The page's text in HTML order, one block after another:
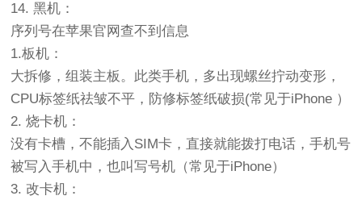
14. 黑机：
序列号在苹果官网查不到信息
1.板机：
大拆修，组装主板。此类手机，多出现螺丝拧动变形，
CPU标签纸祛皱不平，防修标签纸破损(常见于iPhone ）
2. 烧卡机：
没有卡槽，不能插入SIM卡，直接就能拨打电话，手机号
被写入手机中，也叫写号机（常见于iPhone）
3. 改卡机：